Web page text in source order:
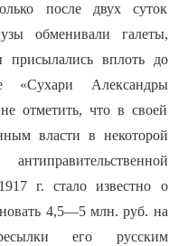
после двух суток
обменивали галеты,
присылались вплоть до
«Сухари Александры
отметить, что в своей
власти в некоторой
г. стало известно о
4,5—5 млн. руб. на
его русским